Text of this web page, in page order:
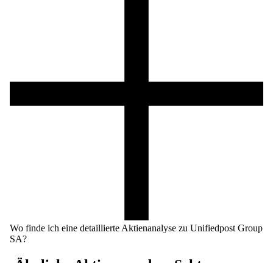
Wo finde ich eine detaillierte Aktienanalyse zu Unifiedpost Group
SA?